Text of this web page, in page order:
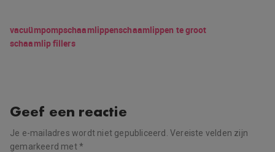
vacuümpompschaamlippenschaamlippen te groot
schaamlip fillers
Geef een reactie
Je e-mailadres wordt niet gepubliceerd. Vereiste velden zijn
gemarkeerd met*